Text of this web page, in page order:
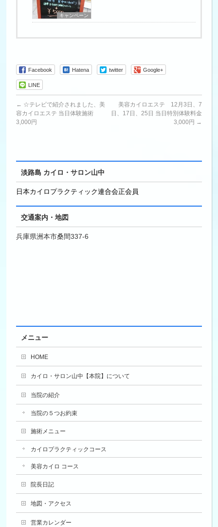
キャンペーン
Facebook Hatena twitter Google+
LINE
← ☆テレビで紹介されました、美
容カイロエステ 当日体験施術
3,000円
美容カイロエステ 12月3日、7
日、17日、25日 当日特別体験料金
3,000円 →
淡路島 カイロ・サロン山中
日本カイロプラクティック連合会正会員
交通案内・地図
兵庫県洲本市桑間337-6
メニュー
HOME
カイロ・サロン山中【本院】について
当院の紹介
当院の５つお約束
施術メニュー
カイロプラクティックコース
美容カイロ コース
院長日記
地図・アクセス
営業カレンダー